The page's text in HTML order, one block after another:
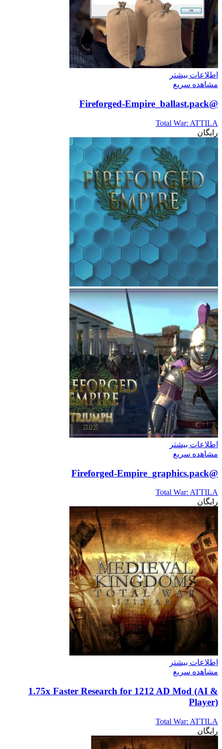
اطلاعات بیشتر
مشاهده سریع
@Fireforged-Empire_ballast.pack
Total War: ATTILA
رایگان
اطلاعات بیشتر
مشاهده سریع
@Fireforged-Empire_graphics.pack
Total War: ATTILA
رایگان
اطلاعات بیشتر
مشاهده سریع
1.75x Faster Research for 1212 AD Mod (AI &
Player)
Total War: ATTILA
رایگان